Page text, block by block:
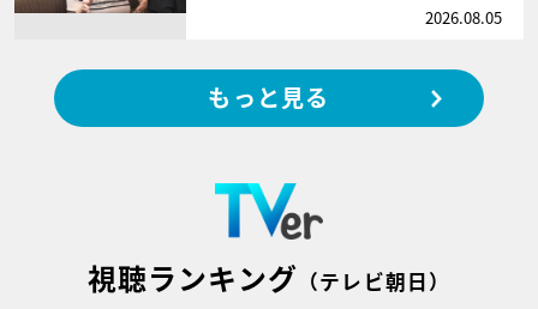
2026.08.05
もっと見る
視聴ランキング （テレビ朝日）